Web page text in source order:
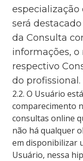
será
da Consulta
informações,
respectivo
do profissional.
2.2. O Usuário
comparecimento
consultas online
não há qualquer
em disponibilizar
Usuário, nessa